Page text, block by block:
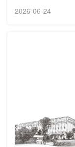
2026-06-24